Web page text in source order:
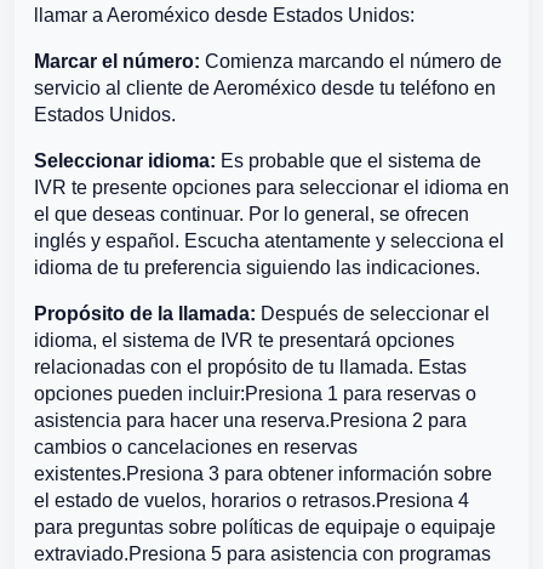
llamar a Aeroméxico desde Estados Unidos:
Marcar el número: Comienza marcando el número de
servicio al cliente de Aeroméxico desde tu teléfono en
Estados Unidos.
Seleccionar idioma: Es probable que el sistema de
IVR te presente opciones para seleccionar el idioma en
el que deseas continuar. Por lo general, se ofrecen
inglés y español. Escucha atentamente y selecciona el
idioma de tu preferencia siguiendo las indicaciones.
Propósito de la llamada: Después de seleccionar el
idioma, el sistema de IVR te presentará opciones
relacionadas con el propósito de tu llamada. Estas
opciones pueden incluir:Presiona 1 para reservas o
asistencia para hacer una reserva.Presiona 2 para
cambios o cancelaciones en reservas
existentes.Presiona 3 para obtener información sobre
el estado de vuelos, horarios o retrasos.Presiona 4
para preguntas sobre políticas de equipaje o equipaje
extraviado.Presiona 5 para asistencia con programas